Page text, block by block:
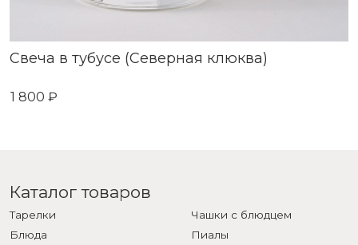
Свеча в тубусе (Северная клюква)
1 800 ₽
Каталог товаров
Тарелки
Блюда
Чашки с блюдцем
Пиалы